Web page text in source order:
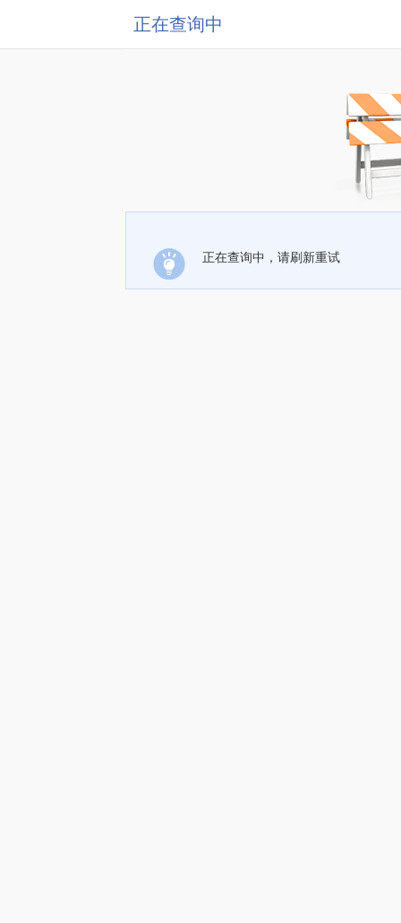
正在查询中
正在查询中，请刷新重试